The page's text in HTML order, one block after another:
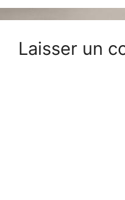
Laisser un